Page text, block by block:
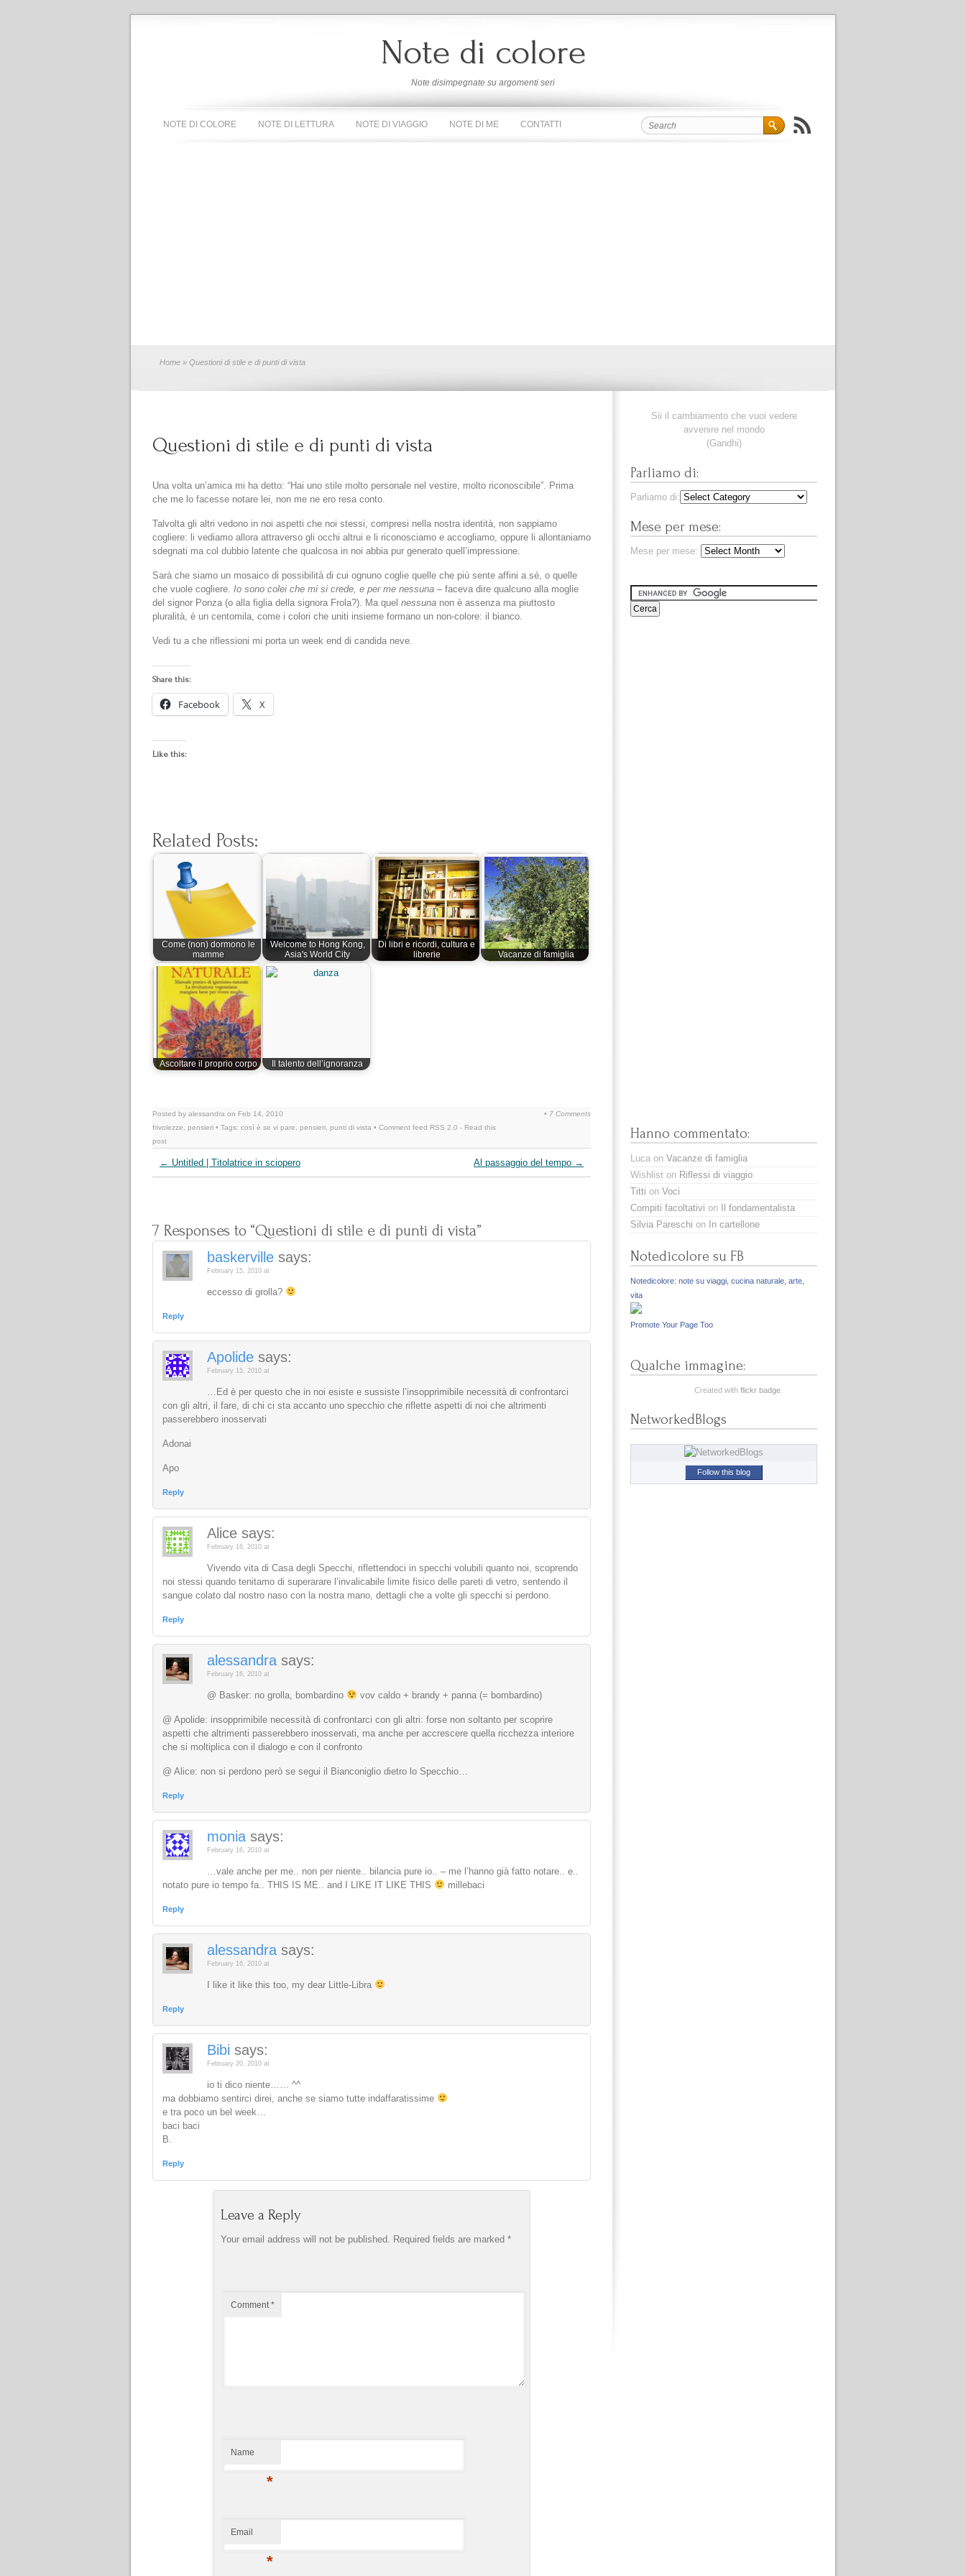
Note di colore
Note disimpegnate su argomenti seri
NOTE DI COLORE NOTE DI LETTURA NOTE DI VIAGGIO NOTE DI ME CONTATTI
Home » Questioni di stile e di punti di vista
Questioni di stile e di punti di vista
Una volta un’amica mi ha detto: “Hai uno stile molto personale nel vestire, molto riconoscibile”. Prima
che me lo facesse notare lei, non me ne ero resa conto.
Talvolta gli altri vedono in noi aspetti che noi stessi, compresi nella nostra identità, non sappiamo
cogliere: li vediamo allora attraverso gli occhi altrui e li riconosciamo e accogliamo, oppure li allontaniamo
sdegnati ma col dubbio latente che qualcosa in noi abbia pur generato quell’impressione.
Sarà che siamo un mosaico di possibilità di cui ognuno coglie quelle che più sente affini a sé, o quelle
che vuole cogliere. Io sono colei che mi si crede, e per me nessuna – faceva dire qualcuno alla moglie
del signor Ponza (o alla figlia della signora Frola?). Ma quel nessuna non è assenza ma piuttosto
pluralità, è un centomila, come i colori che uniti insieme formano un non-colore: il bianco.
Vedi tu a che riflessioni mi porta un week end di candida neve.
Share this:
Facebook X
Like this:
Related Posts:
Come (non) dormono le
mamme
Welcome to Hong Kong,
Asia's World City
Di libri e ricordi, cultura e
librerie
Vacanze di famiglia
Ascoltare il proprio corpo Il talento dell’ignoranza
Posted by alessandra on Feb 14, 2010
frivolezze
pensieri • Tags: così è se vi pare pensieri punti di vista • Comment feed RSS 2.0 - Read this
post
• 7 Comments
← Untitled | Titolatrice in sciopero Al passaggio del tempo →
7 Responses to “Questioni di stile e di punti di vista”
baskerville says:
February 15, 2010 at
eccesso di grolla?
Reply
Apolide says:
February 15, 2010 at
…Ed è per questo che in noi esiste e sussiste l’insopprimibile necessità di confrontarci
con gli altri, il fare, di chi ci sta accanto uno specchio che riflette aspetti di noi che altrimenti
passerebbero inosservati
Adonai
Apo
Reply
Alice says:
February 16, 2010 at
Vivendo vita di Casa degli Specchi, riflettendoci in specchi volubili quanto noi, scoprendo
noi stessi quando tenitamo di superarare l’invalicabile limite fisico delle pareti di vetro, sentendo il
sangue colato dal nostro naso con la nostra mano, dettagli che a volte gli specchi si perdono.
Reply
alessandra says:
February 16, 2010 at
@ Basker: no grolla, bombardino vov caldo + brandy + panna (= bombardino)
@ Apolide: insopprimibile necessità di confrontarci con gli altri: forse non soltanto per scoprire
aspetti che altrimenti passerebbero inosservati, ma anche per accrescere quella ricchezza interiore
che si moltiplica con il dialogo e con il confronto
@ Alice: non si perdono però se segui il Bianconiglio dietro lo Specchio…
Reply
monia says:
February 16, 2010 at
…vale anche per me.. non per niente.. bilancia pure io.. – me l’hanno già fatto notare.. e..
notato pure io tempo fa.. THIS IS ME.. and I LIKE IT LIKE THIS
millebaci
Reply
alessandra says:
February 16, 2010 at
I like it like this too, my dear Little-Libra
Reply
Bibi says:
February 20, 2010 at
io ti dico niente…… ^^
ma dobbiamo sentirci direi, anche se siamo tutte indaffaratissime
e tra poco un bel week…
baci baci
B.
Reply
Leave a Reply
Your email address will not be published. Required fields are marked *
Comment*
Name
*
Email
*
Sii il cambiamento che vuoi vedere
avvenire nel mondo
(Gandhi)
Parliamo di:
Parliamo di:
Mese per mese:
Mese per mese:
Hanno commentato:
Luca on Vacanze di famiglia
Wishlist on Riflessi di viaggio
Titti on Voci
Compiti facoltativi on
Il fondamentalista
Silvia Pareschi on In cartellone
Notedicolore su FB
Notedicolore: note su viaggi, cucina naturale, arte,
vita
Promote Your Page Too
Qualche immagine:
Created with flickr badge.
NetworkedBlogs
Follow this blog